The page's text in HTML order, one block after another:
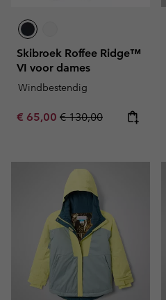
Skibroek Roffee Ridge™
VI voor dames
Windbestendig
Sale price:
€ 65,00 Regular price:
€ 130,00